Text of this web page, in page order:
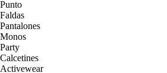
Punto
Faldas
Pantalones
Monos
Party
Calcetines
Activewear